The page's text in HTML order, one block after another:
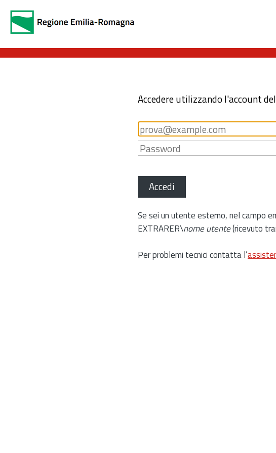
Accedere utilizzando l'account
Accedi
Se sei un utente esterno, nel campo
EXTRARER\nome utente(ricevuto
Per problemi tecnici contatta l’